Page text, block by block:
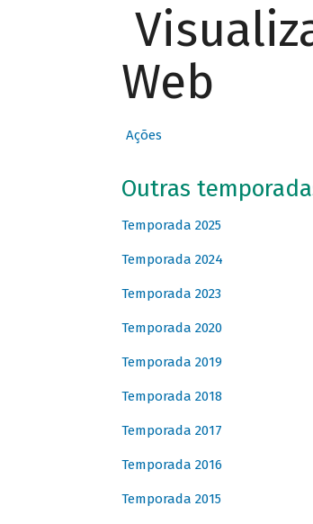
Web
Ações
Outras
Temporada 2025
Temporada 2024
Temporada 2023
Temporada 2020
Temporada 2019
Temporada 2018
Temporada 2017
Temporada 2016
Temporada 2015